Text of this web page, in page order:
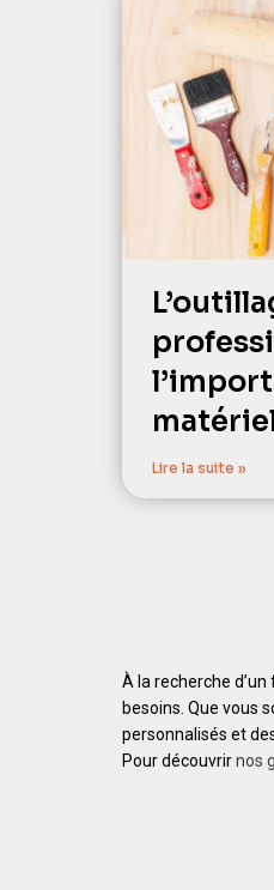
Lire la suite »
À la recherche
besoins. Que vous
personnalisés et
Pour découvrirnos